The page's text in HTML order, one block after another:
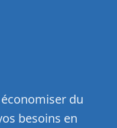
du
besoins en